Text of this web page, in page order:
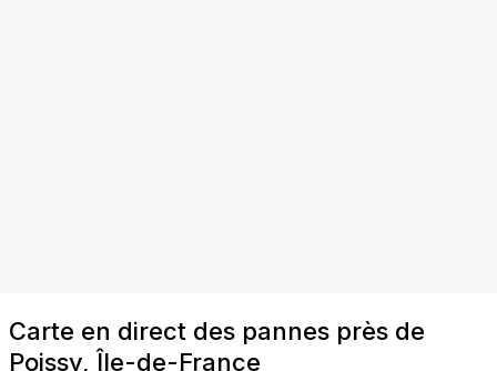
Carte en direct des pannes près de
Poissy, Île-de-France